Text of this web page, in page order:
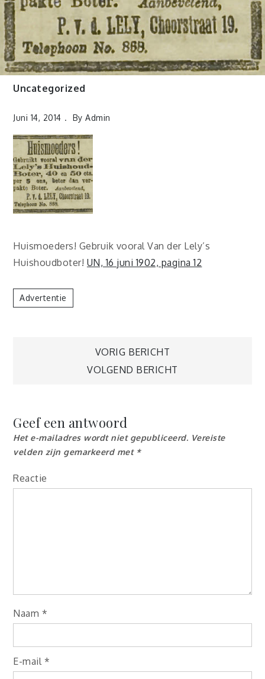
Uncategorized
Juni 14, 2014 ByAdmin
Huismoeders! Gebruik vooral Van der Lely’s
Huishoudboter! UN, 16 juni 1902, pagina 12
Advertentie
Berichtnavigatie
VORIG BERICHT
VOLGEND BERICHT
Geef een antwoord
Het e-mailadres wordt niet gepubliceerd. Vereiste
velden zijn gemarkeerd met *
Reactie
Naam *
E-mail *